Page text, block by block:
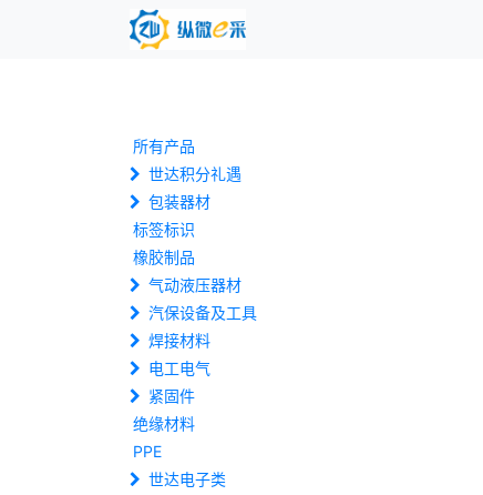
所有产品
世达积分礼遇
包装器材
标签标识
橡胶制品
气动液压器材
汽保设备及工具
焊接材料
电工电气
紧固件
绝缘材料
PPE
世达电子类